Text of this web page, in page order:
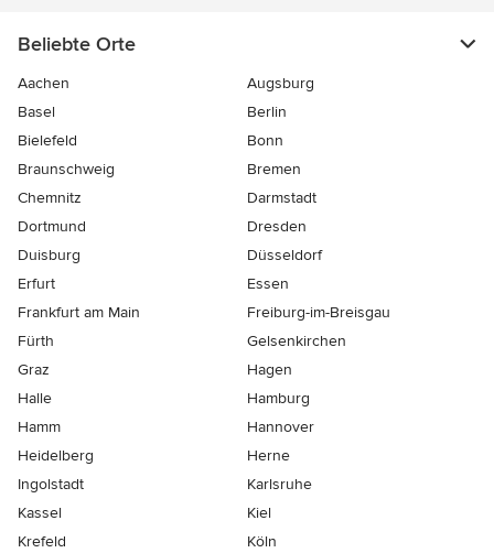
Beliebte Orte
Aachen
Augsburg
Basel
Berlin
Bielefeld
Bonn
Braunschweig
Bremen
Chemnitz
Darmstadt
Dortmund
Dresden
Duisburg
Düsseldorf
Erfurt
Essen
Frankfurt am Main
Freiburg-im-Breisgau
Fürth
Gelsenkirchen
Graz
Hagen
Halle
Hamburg
Hamm
Hannover
Heidelberg
Herne
Ingolstadt
Karlsruhe
Kassel
Kiel
Krefeld
Köln